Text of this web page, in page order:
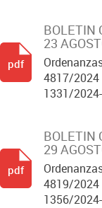
BOLETIN
23
4817/2024
1331/
pdf
BOLETIN
29
4819/2024
1356/
pdf